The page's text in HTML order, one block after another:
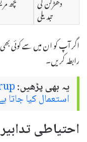
تبدیلی
اگر آپ کو ان میں سے کوئی
رابطہ کریں۔
یہ بھی پڑھیں:
استعمال کیا جاتا
احتیاطی تدابیر